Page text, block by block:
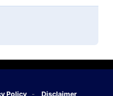
Policy Disclaimer